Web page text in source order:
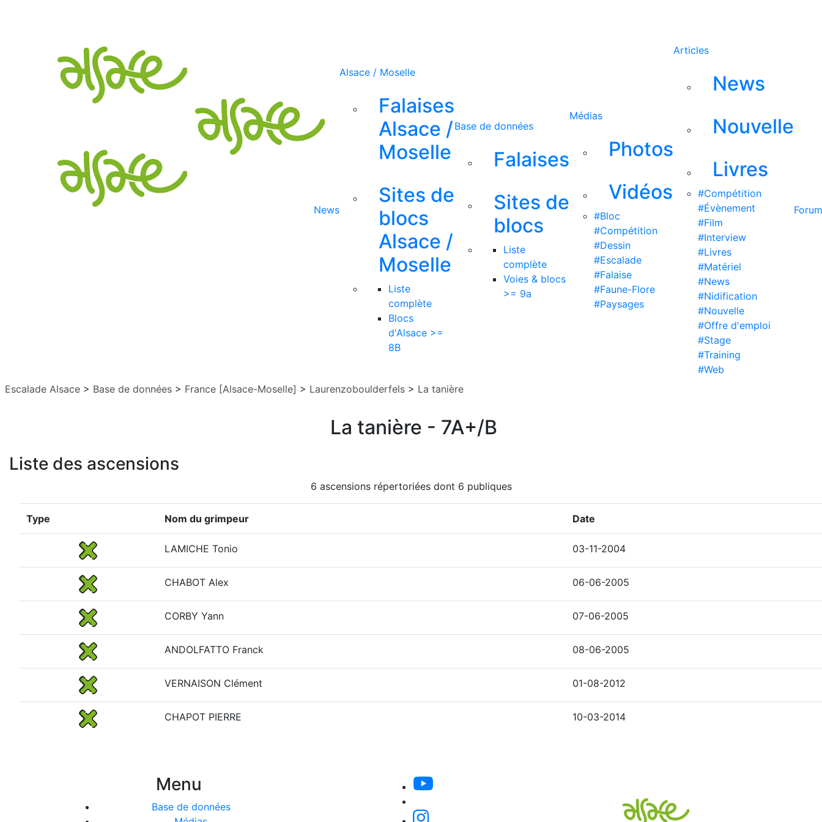
News
Alsace / Moselle
Falaises
Alsace /
Moselle
Sites de
blocs
Alsace /
Moselle
Liste
complète
Blocs
d'Alsace >=
8B
Base de données
Falaises
Sites de
blocs
Liste
complète
Voies & blocs
>= 9a
Médias
Photos
Vidéos
#Bloc
#Compétition
#Dessin
#Escalade
#Falaise
#Faune-Flore
#Paysages
Articles
News
Nouvelle
Livres
#Compétition
#Évènement
#Film
#Interview
#Livres
#Matériel
#News
#Nidification
#Nouvelle
#Offre d'emploi
#Stage
#Training
#Web
Forum
Escalade Alsace > Base de données > France [Alsace-Moselle] > Laurenzoboulderfels > La tanière
La tanière - 7A+/B
Liste des ascensions
6 ascensions répertoriées dont 6 publiques
Type Nom du grimpeur Date
LAMICHE Tonio 03-11-2004
CHABOT Alex 06-06-2005
CORBY Yann 07-06-2005
ANDOLFATTO Franck 08-06-2005
VERNAISON Clément 01-08-2012
CHAPOT PIERRE 10-03-2014
Menu
Base de données